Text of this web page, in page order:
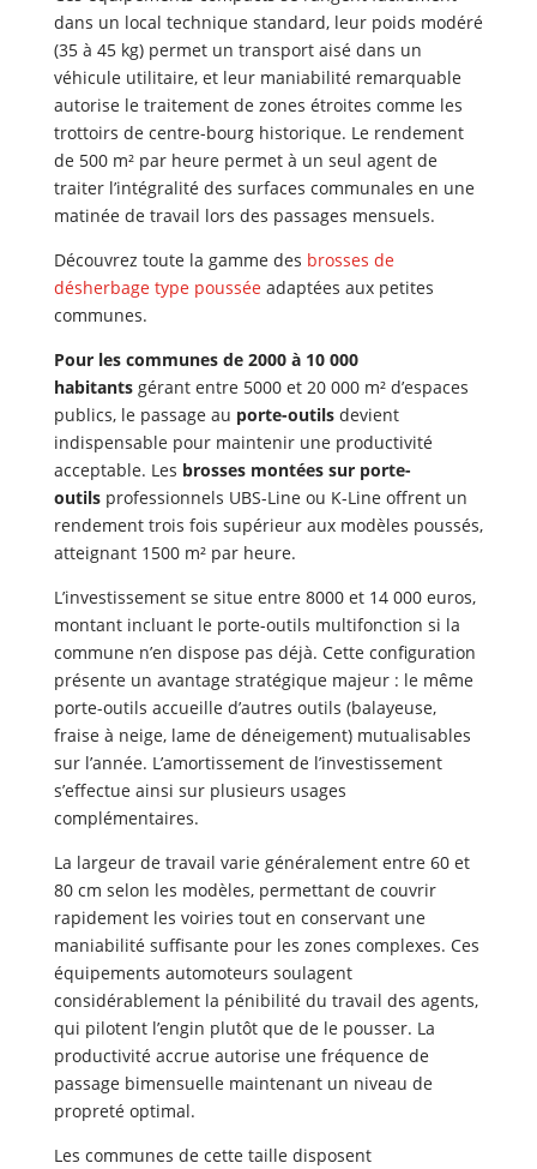
dans un local technique standard, leur poids modéré
(35 à 45 kg) permet un transport aisé dans un
véhicule utilitaire, et leur maniabilité remarquable
autorise le traitement de zones étroites comme les
trottoirs de centre-bourg historique. Le rendement
de 500 m² par heure permet à un seul agent de
traiter l’intégralité des surfaces communales en une
matinée de travail lors des passages mensuels.
Découvrez toute la gamme des brosses de
désherbage type pousséeadaptées aux petites
communes.
Pour les communes de 2000 à 10 000
habitantsgérant entre 5000 et 20 000 m² d’espaces
publics, le passage au porte-outilsdevient
indispensable pour maintenir une productivité
acceptable. Les brosses montées sur porte-
outilsprofessionnels UBS-Line ou K-Line offrent un
rendement trois fois supérieur aux modèles poussés,
atteignant 1500 m² par heure.
L’investissement se situe entre 8000 et 14 000 euros,
montant incluant le porte-outils multifonction si la
commune n’en dispose pas déjà. Cette configuration
présente un avantage stratégique majeur : le même
porte-outils accueille d’autres outils (balayeuse,
fraise à neige, lame de déneigement) mutualisables
sur l’année. L’amortissement de l’investissement
s’effectue ainsi sur plusieurs usages
complémentaires.
La largeur de travail varie généralement entre 60 et
80 cm selon les modèles, permettant de couvrir
rapidement les voiries tout en conservant une
maniabilité suffisante pour les zones complexes. Ces
équipements automoteurs soulagent
considérablement la pénibilité du travail des agents,
qui pilotent l’engin plutôt que de le pousser. La
productivité accrue autorise une fréquence de
passage bimensuelle maintenant un niveau de
propreté optimal.
Les communes de cette taille disposent